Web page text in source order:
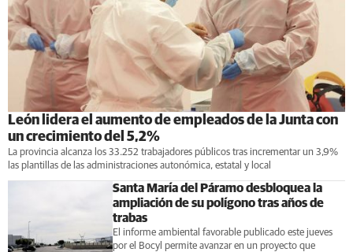
León lidera el aumento de empleados de la Junta con
un crecimiento del 5,2%
La provincia alcanza los 33.252 trabajadores públicos tras incrementar un 3,9%
las plantillas de las administraciones autonómica, estatal y local
Santa María del Páramo desbloquea la
ampliación de su polígono tras años de
trabas
El informe ambiental favorable publicado este jueves
por el Bocyl permite avanzar en un proyecto que